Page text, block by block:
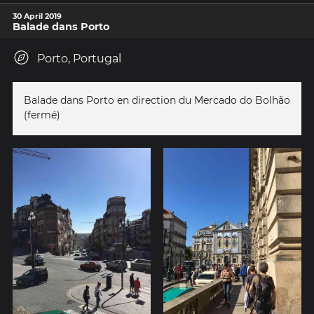
30 April 2019
Balade dans Porto
Porto, Portugal
Balade dans Porto en direction du Mercado do Bolhão
(fermé)